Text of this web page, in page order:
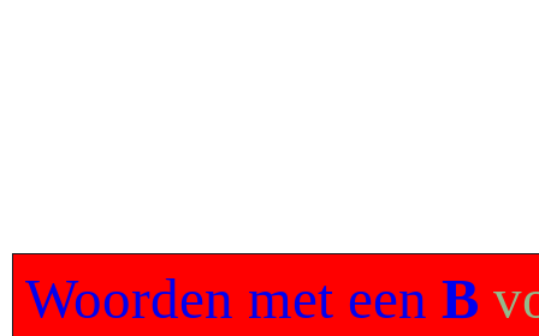
Woorden met een B